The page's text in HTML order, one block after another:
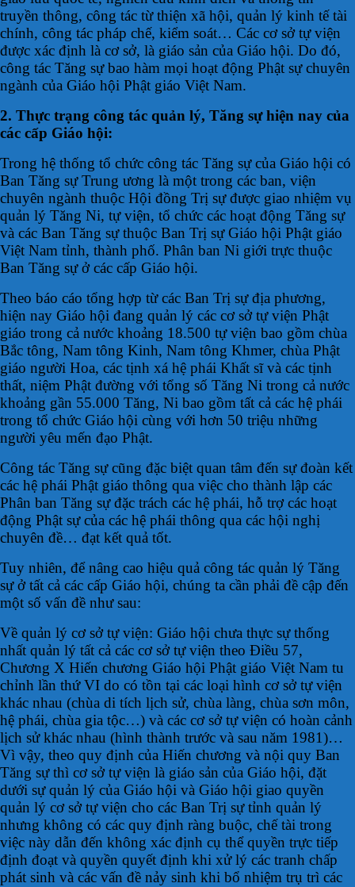
truyền thông, công tác từ thiện xã hội, quản lý kinh tế tài
chính, công tác pháp chế, kiểm soát… Các cơ sở tự viện
được xác định là cơ sở, là giáo sản của Giáo hội. Do đó,
công tác Tăng sự bao hàm mọi hoạt động Phật sự chuyên
ngành của Giáo hội Phật giáo Việt Nam.
2. Thực trạng công tác quản lý, Tăng sự hiện nay của
các cấp Giáo hội:
Trong hệ thống tổ chức công tác Tăng sự của Giáo hội có
Ban Tăng sự Trung ương là một trong các ban, viện
chuyên ngành thuộc Hội đồng Trị sự được giao nhiệm vụ
quản lý Tăng Ni, tự viện, tổ chức các hoạt động Tăng sự
và các Ban Tăng sự thuộc Ban Trị sự Giáo hội Phật giáo
Việt Nam tỉnh, thành phố. Phân ban Ni giới trực thuộc
Ban Tăng sự ở các cấp Giáo hội.
Theo báo cáo tổng hợp từ các Ban Trị sự địa phương,
hiện nay Giáo hội đang quản lý các cơ sở tự viện Phật
giáo trong cả nước khoảng 18.500 tự viện bao gồm chùa
Bắc tông, Nam tông Kinh, Nam tông Khmer, chùa Phật
giáo người Hoa, các tịnh xá hệ phái Khất sĩ và các tịnh
thất, niệm Phật đường với tổng số Tăng Ni trong cả nước
khoảng gần 55.000 Tăng, Ni bao gồm tất cả các hệ phái
trong tổ chức Giáo hội cùng với hơn 50 triệu những
người yêu mến đạo Phật.
Công tác Tăng sự cũng đặc biệt quan tâm đến sự đoàn kết
các hệ phái Phật giáo thông qua việc cho thành lập các
Phân ban Tăng sự đặc trách các hệ phái, hỗ trợ các hoạt
động Phật sự của các hệ phái thông qua các hội nghị
chuyên đề… đạt kết quả tốt.
Tuy nhiên, để nâng cao hiệu quả công tác quản lý Tăng
sự ở tất cả các cấp Giáo hội, chúng ta cần phải đề cập đến
một số vấn đề như sau:
Về quản lý cơ sở tự viện: Giáo hội chưa thực sự thống
nhất quản lý tất cả các cơ sở tự viện theo Điều 57,
Chương X Hiến chương Giáo hội Phật giáo Việt Nam tu
chỉnh lần thứ VI do có tồn tại các loại hình cơ sở tự viện
khác nhau (chùa di tích lịch sử, chùa làng, chùa sơn môn,
hệ phái, chùa gia tộc…) và các cơ sở tự viện có hoàn cảnh
lịch sử khác nhau (hình thành trước và sau năm 1981)…
Vì vậy, theo quy định của Hiến chương và nội quy Ban
Tăng sự thì cơ sở tự viện là giáo sản của Giáo hội, đặt
dưới sự quản lý của Giáo hội và Giáo hội giao quyền
quản lý cơ sở tự viện cho các Ban Trị sự tỉnh quản lý
nhưng không có các quy định ràng buộc, chế tài trong
việc này dẫn đến không xác định cụ thể quyền trực tiếp
định đoạt và quyền quyết định khi xử lý các tranh chấp
phát sinh và các vấn đề nảy sinh khi bổ nhiệm trụ trì các